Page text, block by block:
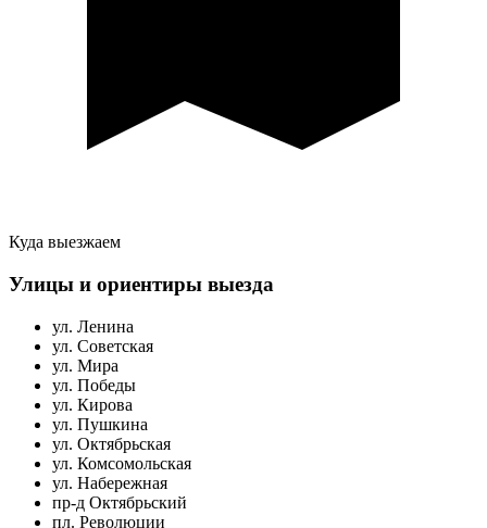
Куда выезжаем
Улицы и ориентиры выезда
ул. Ленина
ул. Советская
ул. Мира
ул. Победы
ул. Кирова
ул. Пушкина
ул. Октябрьская
ул. Комсомольская
ул. Набережная
пр-д Октябрьский
пл. Революции